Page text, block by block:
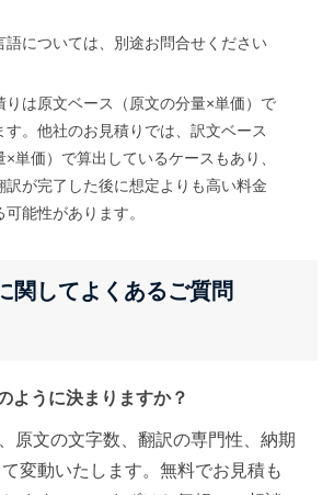
語については、別途お問合せください
りは原文ベース（原文の分量×単価）で
す。他社のお見積りでは、訳文ベース
×単価）で算出しているケースもあり、
訳が完了した後に想定よりも高い料金
能性があります。
関してよくあるご質問
ように決まりますか？
原文の文字数、翻訳の専門性、納期
変動いたします。無料でお見積も